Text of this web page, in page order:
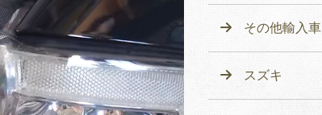
その他輸入車
スズキ